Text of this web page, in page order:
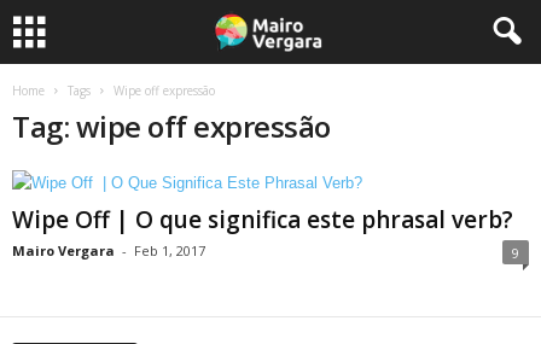
Home Tags Wipe off expressão
Tag: wipe off expressão
Wipe Off | O que significa este phrasal verb?
Mairo Vergara - Feb 1, 2017 9